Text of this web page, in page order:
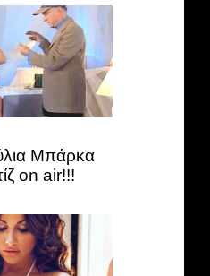
Μπάρκα
on air!!!